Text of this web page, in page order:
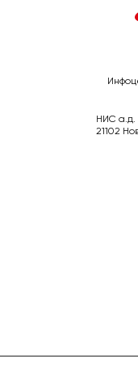
НИС а.д.
21102